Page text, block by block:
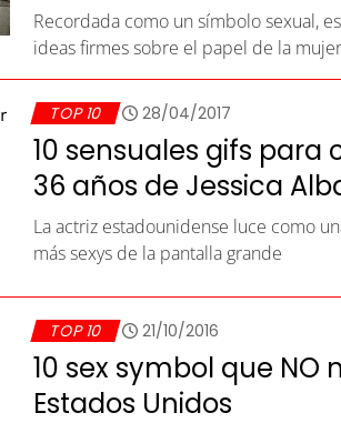
Recordada como un símbolo sexual,
ideas firmes sobre el papel de la
TOP 10 28/04/2017
10 sensuales gifs para
36 años de Jessica
La actriz estadounidense luce como
más sexys de la pantalla grande
TOP 10 21/10/2016
10 sex symbol que NO
Estados Unidos